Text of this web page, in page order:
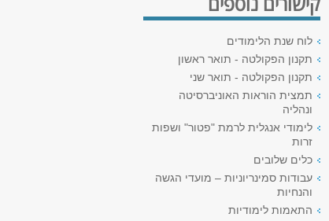
לוח שנת הלימודים
תקנון הפקולטה - תואר ראשון
תקנון הפקולטה - תואר שני
תמצית הוראות האוניברסיטה
ונהליה
לימודי אנגלית לרמת "פטור" ושפות
זרות
כלים שלובים
עבודות סמינריוניות – מועדי הגשה
והנחיות
התאמות לימודיות